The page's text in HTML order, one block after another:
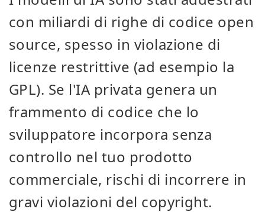
con miliardi di righe di codice open
source, spesso in violazione di
licenze restrittive (ad esempio la
GPL). Se l'IA privata genera un
frammento di codice che lo
sviluppatore incorpora senza
controllo nel tuo prodotto
commerciale, rischi di incorrere in
gravi violazioni del copyright.